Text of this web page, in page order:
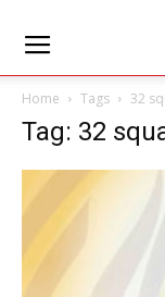
Home Tags 32
Tag: 32